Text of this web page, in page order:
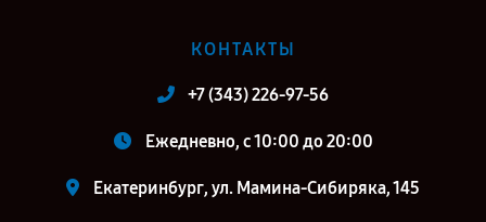
КОНТАКТЫ
+7 (343) 226-97-56
Ежедневно, с 10:00 до 20:00
Екатеринбург, ул. Мамина-Сибиряка, 145